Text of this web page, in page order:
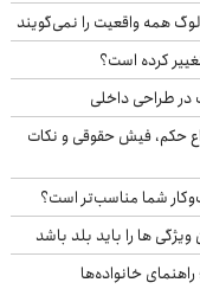
همه واقعیت را نمی‌گویند
در طراحی داخلی
حکم، فیش حقوقی و نکات
شما مناسب‌تر است؟
ها را باید بلد باشد